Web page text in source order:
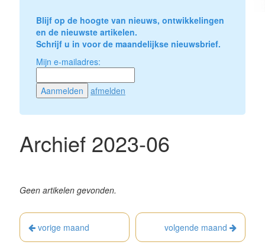
Blijf op de hoogte van nieuws, ontwikkelingen
en de nieuwste artikelen.
Schrijf u in voor de maandelijkse nieuwsbrief.
Mijn e-mailadres:
afmelden
Archief 2023-06
Geen artikelen gevonden.
vorige maand volgende maand